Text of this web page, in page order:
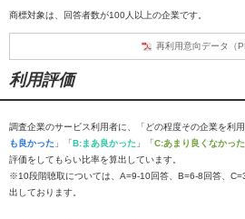
商標対象は、回答者数が100人以上の企業です。
再利用意向データ（
利用評価
調査企業のサービス利用者に、「どの程度その企業を利
も良かった 」「B:まあ良かった 」「C:あまり良くなかった
評価をしてもらい比率を算出しています。
※10段階聴取については、A=9-10回答、B=6-8回答、
出しております。